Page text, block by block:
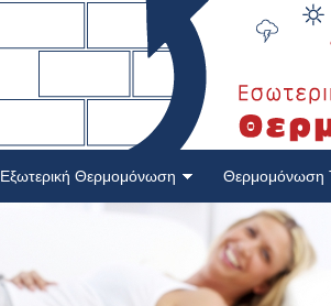
Εξωτερική Θερμομόνωση Θερμομόνωση